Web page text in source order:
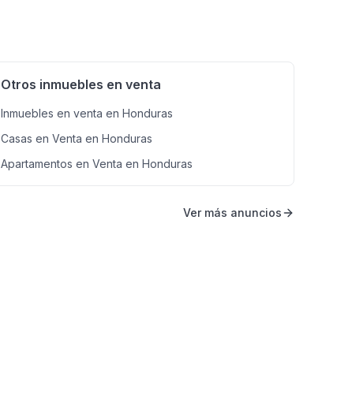
Otros inmuebles en venta
Inmuebles en venta en Honduras
Casas en Venta en Honduras
Apartamentos en Venta en Honduras
Ver más anuncios